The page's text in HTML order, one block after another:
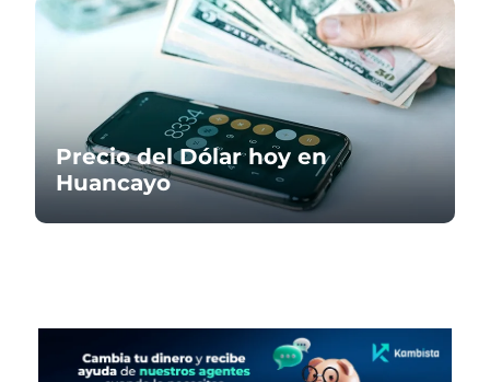
Precio del Dólar hoy en
Huancayo